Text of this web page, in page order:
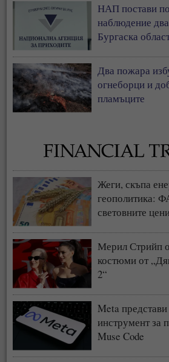
НАП постави
наблюдение
Бургаска
Два пожара
огнеборци и
пламъците
Жеги, скъпа
геополитика:
световните
Мерил Стрийп
костюми от
2“
Meta
инструмент за
Muse Code